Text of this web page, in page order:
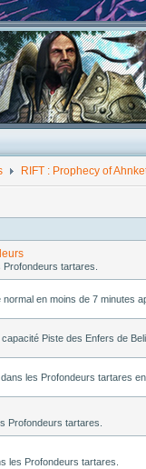
RIFT : Prophecy of
tartares.
en moins de 7 minutes
Piste des Enfers de
les Profondeurs tartares
Profondeurs tartares.
les Profondeurs tartares.